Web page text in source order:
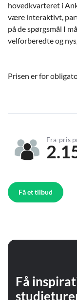
hovedkvarteret i
være interaktivt,
på de spørgsmål I
velforberedte og
Prisen er for
Fra-pris
Få et tilbud
Få